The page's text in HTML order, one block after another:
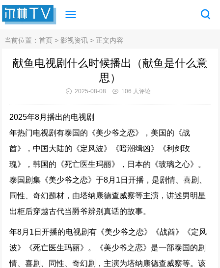
当前位置：首页 >影视资讯 > 正文内容
献鱼电视剧什么时候播出（献鱼是什么意
思）
2025-08-08 106 人评论
2025年8月播出的电视剧
年热门电视剧有泰国的《美少爷之恋》，美国的《战
酋》，中国大陆的《定风波》《暗潮缉凶》《利剑玫
瑰》，韩国的《死亡医生玛丽》，日本的《玻璃之心》。
泰国剧集《美少爷之恋》于8月1日开播，是剧情、喜剧、
同性、奇幻题材，由塔纳康德查威察等主演，讲述男明星
出柜后穿越古代当爵爷辨别真话的故事。
年8月1日开播的电视剧有《美少爷之恋》《战酋》《定风
波》《死亡医生玛丽》。《美少爷之恋》是一部泰国的剧
情、喜剧、同性、奇幻剧，主演为塔纳康德查威察等。该